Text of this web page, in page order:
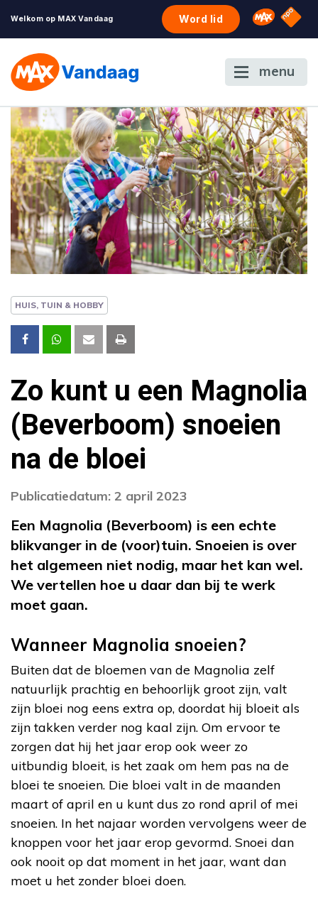
Welkom op MAX Vandaag Word lid Omroep
NPO
menu
HUIS, TUIN & HOBBY
Zo kunt u een Magnolia
(Beverboom) snoeien
na de bloei
Publicatiedatum: 2 april 2023
Een Magnolia (Beverboom) is een echte
blikvanger in de (voor)tuin. Snoeien is over
het algemeen niet nodig, maar het kan wel.
We vertellen hoe u daar dan bij te werk
moet gaan.
Wanneer Magnolia snoeien?
Buiten dat de bloemen van de Magnolia zelf
natuurlijk prachtig en behoorlijk groot zijn, valt
zijn bloei nog eens extra op, doordat hij bloeit als
zijn takken verder nog kaal zijn. Om ervoor te
zorgen dat hij het jaar erop ook weer zo
uitbundig bloeit, is het zaak om hem pas na de
bloei te snoeien. Die bloei valt in de maanden
maart of april en u kunt dus zo rond april of mei
snoeien. In het najaar worden vervolgens weer de
knoppen voor het jaar erop gevormd. Snoei dan
ook nooit op dat moment in het jaar, want dan
moet u het zonder bloei doen.